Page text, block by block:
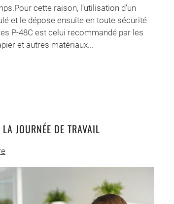
cette raison, l’utilisation d’un
et le dépose ensuite en toute sécurité
P-48C est celui recommandé par les
et autres matériaux...
JOURNÉE DE TRAVAIL